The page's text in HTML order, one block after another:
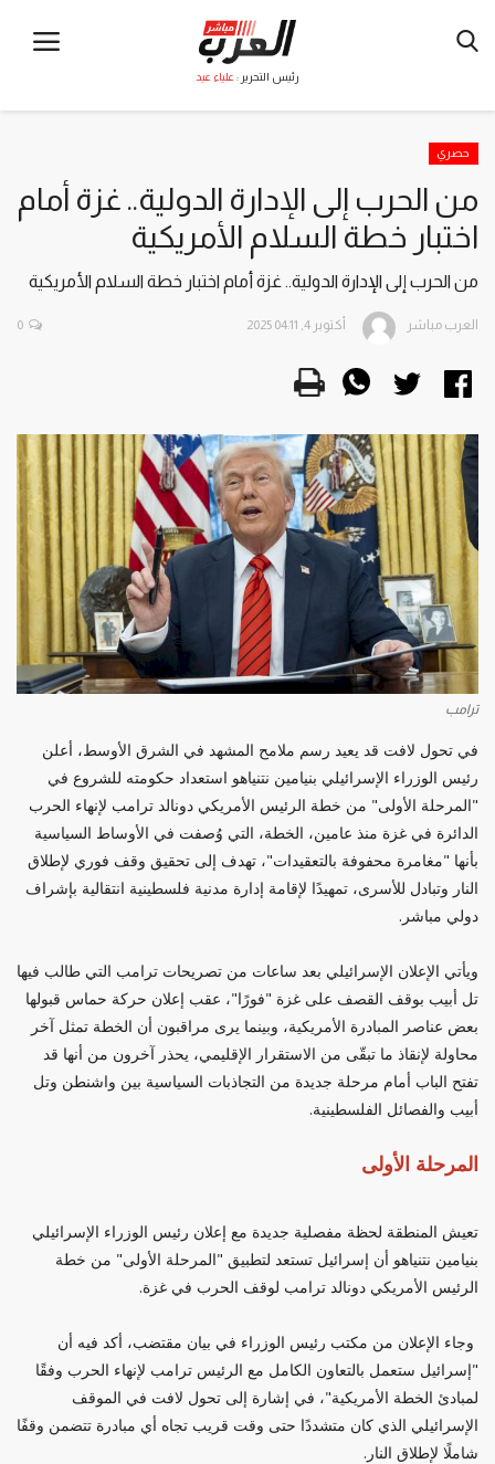
رئيس التحرير : علياء عيد
حصري
من الحرب إلى الإدارة الدولية.. غزة أمام
اختبار خطة السلام الأمريكية
من الحرب إلى الإدارة الدولية.. غزة أمام اختبار خطة السلام الأمريكية
العرب مباشر أكتوبر 4, 2025 04:11 0
ترامب
في تحول لافت قد يعيد رسم ملامح المشهد في الشرق الأوسط، أعلن
رئيس الوزراء الإسرائيلي بنيامين نتنياهو استعداد حكومته للشروع في
"المرحلة الأولى" من خطة الرئيس الأمريكي دونالد ترامب لإنهاء الحرب
الدائرة في غزة منذ عامين، الخطة، التي وُصفت في الأوساط السياسية
بأنها "مغامرة محفوفة بالتعقيدات"، تهدف إلى تحقيق وقف فوري لإطلاق
النار وتبادل للأسرى، تمهيدًا لإقامة إدارة مدنية فلسطينية انتقالية بإشراف
دولي مباشر.
ويأتي الإعلان الإسرائيلي بعد ساعات من تصريحات ترامب التي طالب فيها
تل أبيب بوقف القصف على غزة "فورًا"، عقب إعلان حركة حماس قبولها
بعض عناصر المبادرة الأمريكية، وبينما يرى مراقبون أن الخطة تمثل آخر
محاولة لإنقاذ ما تبقّى من الاستقرار الإقليمي، يحذر آخرون من أنها قد
تفتح الباب أمام مرحلة جديدة من التجاذبات السياسية بين واشنطن وتل
أبيب والفصائل الفلسطينية.
المرحلة الأولى
تعيش المنطقة لحظة مفصلية جديدة مع إعلان رئيس الوزراء الإسرائيلي
بنيامين نتنياهو أن إسرائيل تستعد لتطبيق "المرحلة الأولى" من خطة
الرئيس الأمريكي دونالد ترامب لوقف الحرب في غزة.
وجاء الإعلان من مكتب رئيس الوزراء في بيان مقتضب، أكد فيه أن
"إسرائيل ستعمل بالتعاون الكامل مع الرئيس ترامب لإنهاء الحرب وفقًا
لمبادئ الخطة الأمريكية"، في إشارة إلى تحول لافت في الموقف
الإسرائيلي الذي كان متشددًا حتى وقت قريب تجاه أي مبادرة تتضمن وقفًا
شاملًا لإطلاق النار.